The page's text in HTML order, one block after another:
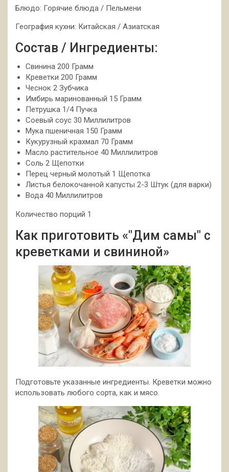
Блюдо: Горячие блюда / Пельмени
География кухни: Китайская / Азиатская
Состав / Ингредиенты:
Свинина 200 Грамм
Креветки 200 Грамм
Чеснок 2 Зубчика
Имбирь маринованный 15 Грамм
Петрушка 1/4 Пучка
Соевый соус 30 Миллилитров
Мука пшеничная 150 Грамм
Кукурузный крахмал 70 Грамм
Масло растительное 40 Миллилитров
Соль 2 Щепотки
Перец черный молотый 1 Щепотка
Листья белокочанной капусты 2-3 Штук (для варки)
Вода 40 Миллилитров
Количество порций 1
Как приготовить «"Дим самы" с
креветками и свининой»
Подготовьте указанные ингредиенты. Креветки можно
использовать любого сорта, как и мясо.